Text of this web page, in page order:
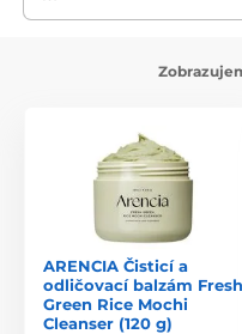
ARENCIA Čisticí a
odličovací balzám Fresh
Green Rice Mochi
Cleanser (120 g)